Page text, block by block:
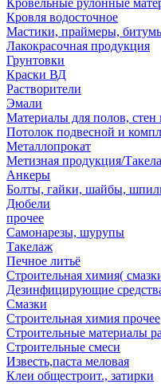
Кровельные рулонные
Кровля водосточное
Мастики, праймеры,
Лакокрасочная продукция
Грунтовки
Краски ВД
Растворители
Эмали
Материалы для полов, стен
Потолок подвесной и
Металлопрокат
Метизная продукция/
Анкеры
Болты, гайки, шайбы,
Дюбели
прочее
Самонарезы, шурупы
Такелаж
Печное литьё
Строительная химия(
Дезинфицирующие
Смазки
Строительная химия прочее
Строительные материалы
Строительные смеси
Известь,паста меловая
Клеи общестроит., затирки